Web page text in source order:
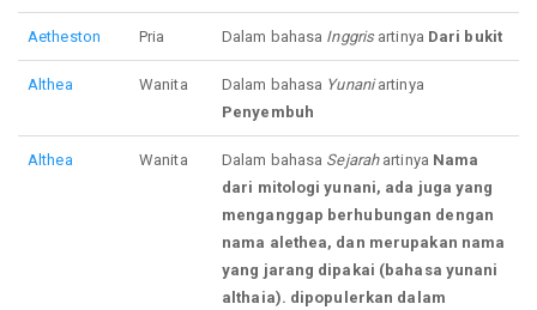
Aetheston Pria Dalam bahasa Inggrisartinya Dari bukit
Althea Wanita Dalam bahasa Yunaniartinya
Penyembuh
Althea Wanita Dalam bahasa Sejarahartinya Nama
dari mitologi yunani, ada juga yang
menganggap berhubungan dengan
nama alethea, dan merupakan nama
yang jarang dipakai (bahasa yunani
althaia). dipopulerkan dalam